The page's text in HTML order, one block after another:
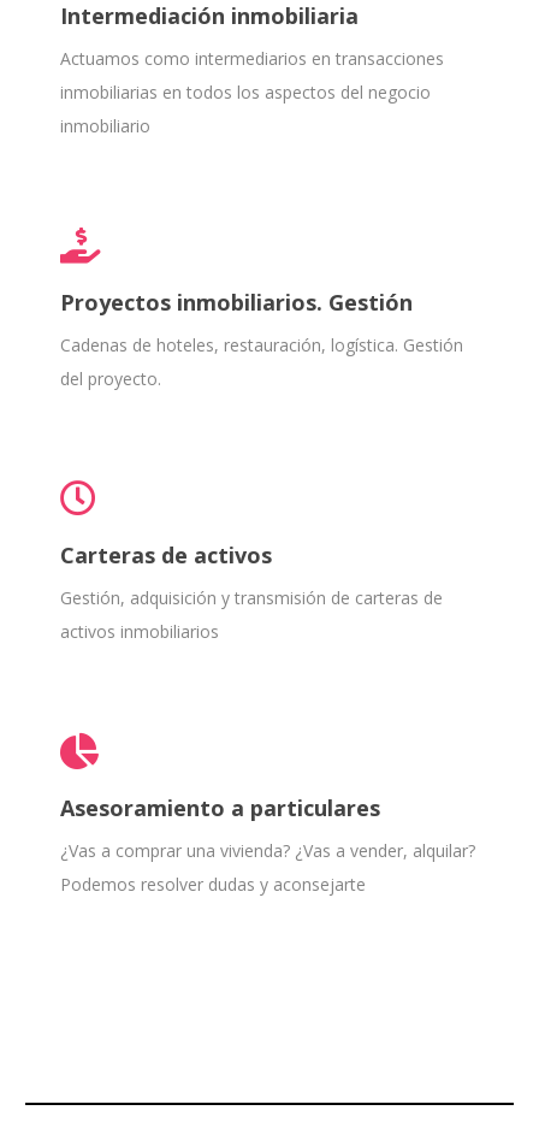
Intermediación inmobiliaria
Actuamos como intermediarios en transacciones
inmobiliarias en todos los aspectos del negocio
inmobiliario
Proyectos inmobiliarios. Gestión
Cadenas de hoteles, restauración, logística. Gestión
del proyecto.
Carteras de activos
Gestión, adquisición y transmisión de carteras de
activos inmobiliarios
Asesoramiento a particulares
¿Vas a comprar una vivienda? ¿Vas a vender, alquilar?
Podemos resolver dudas y aconsejarte